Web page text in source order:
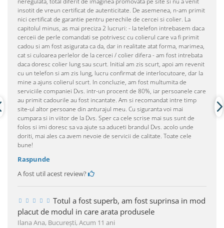
insotit de vreun certificat de autenticitate. De asemenea, n-am primit
nici certificat de garantie pentru perechile de cercei si colier. La
capitolul minus, as mai preciza 2 lucruri: - la telefon intrebasem daca
cerceii de perle comandati se potrivesc cu colierul care va fi primit
cadou si am fost asigurata ca da, dar in realitate atat forma, marimea,
cat si culoarea perlelor de la cercei / colier difera - am fost intrebata
daca doresc colier lung sau scurt. Initial am zis scurt, apoi am revenit
cu un telefon si am zis lung, lucru confirmat de interlocutoare, dar la
mine a ajuns colierul scurt. In concluzie, am fost multumita de
serviciile companiei Dvs. intr-un procent de 80%, iar persoanele care
au primit cadourile au fost incantate. Am si recomandat intre timp
site-ul altor persoane din anturajul meu. Cu siguranta voi mai
cumpara si in viitor de la Dvs. Sper ca cele scrise mai sus sunt de
folos si imi doresc sa va ajute sa aduceti brandul Dvs. acolo unde
doriti, mai ales ca avem nevoie de servicii de calitate. Toate cele
bune!
Raspunde
A fost util acest review?
Totul a fost superb, am fost suprinsa in mod
placut de modul in care arata produsele
Ilana Ana, Bucureşti,Acum 11 ani